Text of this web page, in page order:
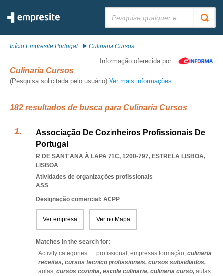
Início Empresite Portugal Culinaria Cursos
Informação oferecida por
Culinaria Cursos
(Pesquisa solicitada pelo usuário) Ver mais informações
182 resultados de busca para Culinaria Cursos
Associação De Cozinheiros Profissionais De
Portugal
R DE SANT'ANA À LAPA 71C, 1200-797, ESTRELA LISBOA,
LISBOA
Atividades de organizações profissionais
ASS
Designação comercial: ACPP
Ver empresa Ver no Mapa
Matches in the search for:
Activity categories: ... profissional, empresas formação, culinaria
receitas, cursos tecnico profissionais, cursos subsidiados,
aulas, cursos cozinha, escola culinaria, culinaria curso, aulas